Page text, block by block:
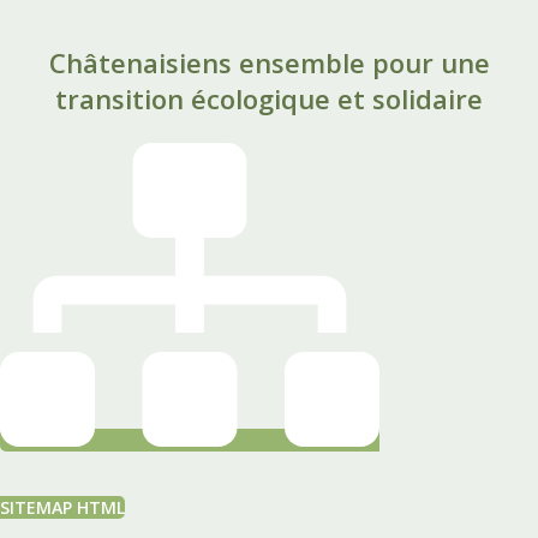
Châtenaisiens ensemble pour une
transition écologique et solidaire
SITEMAP HTML